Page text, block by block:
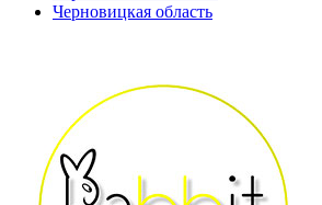
Черновицкая область